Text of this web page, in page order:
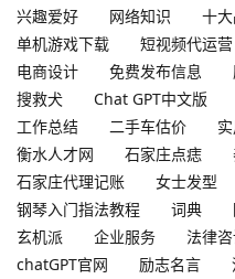
兴趣爱好
网络知识 十
单机游戏下载
短视频代运营
电商设计
免费发布信息
搜救犬
Chat GPT中文版
工作总结
二手车估价
衡水人才网
石家庄点痣
石家庄代理记账
女士发型
钢琴入门指法教程
词典
玄机派
企业服务 法律
chatGPT官网
励志名言